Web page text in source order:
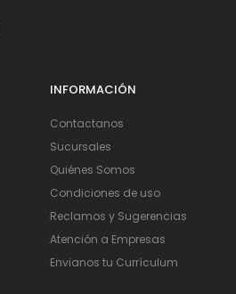
INFORMACIÓN
Contactanos
Sucursales
Quiénes Somos
Condiciones de uso
Reclamos y Sugerencias
Atención a Empresas
Envianos tu Currículum